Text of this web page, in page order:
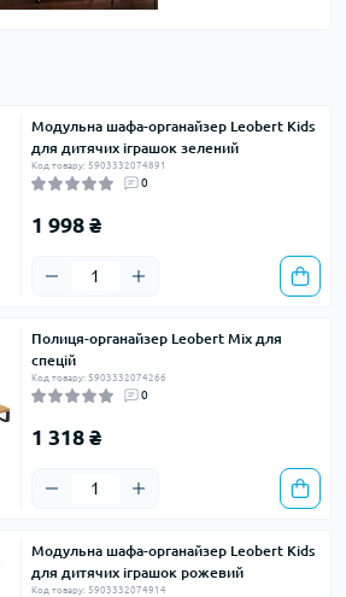
Модульна шафа-органайзер Leobert Kids
для дитячих іграшок зелений
Код товару: 5903332074891
0
1 998 ₴
Полиця-органайзер Leobert Mix для
спецій
Код товару: 5903332074266
0
1 318 ₴
Модульна шафа-органайзер Leobert Kids
для дитячих іграшок рожевий
Код товару: 5903332074914